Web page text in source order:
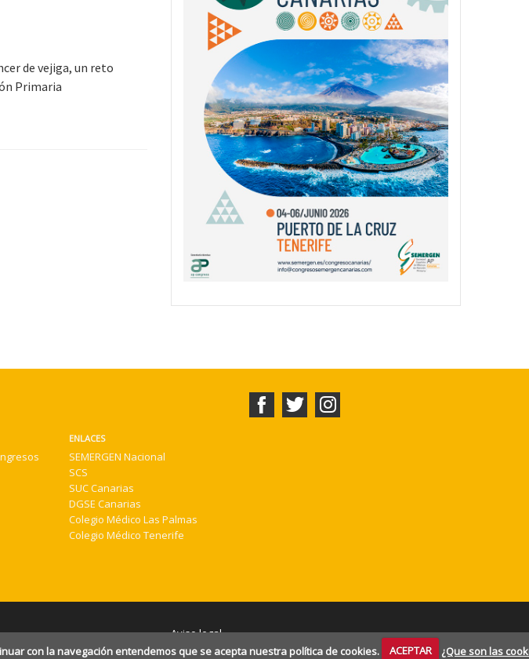
de vejiga, un reto
Primaria
ENLACES
SEMERGEN Nacional
SCS
SUC Canarias
DGSE Canarias
Colegio Médico Las Palmas
Colegio Médico Tenerife
Aviso legal
con la navegación entendemos que se acepta nuestra política de cookies.
ACEPTAR ¿Que son las